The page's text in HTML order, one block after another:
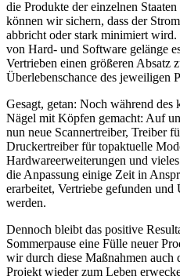
die Produkte der einzelnen
können wir sichern, dass der
abbricht oder stark minimiert
von Hard- und Software gelänge
Vertrieben einen größeren Absatz
Überlebenschance des jeweiligen
Gesagt, getan: Noch während des
Nägel mit Köpfen gemacht: Auf
nun neue Scannertreiber, Treiber
Druckertreiber für topaktuelle
Hardwareerweiterungen und
die Anpassung einige Zeit in
erarbeitet, Vertriebe gefunden und
werden.
Dennoch bleibt das positive
Sommerpause eine Fülle neuer
wir durch diese Maßnahmen auch
Projekt wieder zum Leben